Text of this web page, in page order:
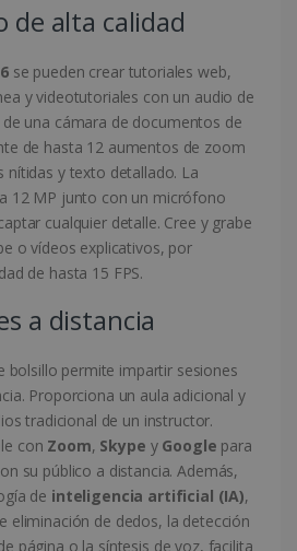
de alta calidad
se pueden crear tutoriales web,
y videotutoriales con un audio de
una cámara de documentos de
de hasta 12 aumentos de zoom
nítidas y texto detallado. La
12 MP junto con un micrófono
cualquier detalle. Cree y grabe
o vídeos explicativos, por
de hasta 15 FPS.
a distancia
bolsillo permite impartir sesiones
Proporciona un aula adicional y
tradicional de un instructor.
con Zoom, Skype y Google para
su público a distancia. Además,
de inteligencia artificial (IA),
eliminación de dedos, la detección
página o la síntesis de voz, facilita